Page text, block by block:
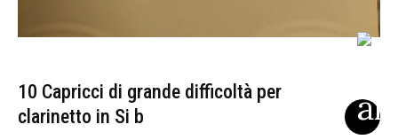
10 Capricci di grande difficoltà per
clarinetto in Si b